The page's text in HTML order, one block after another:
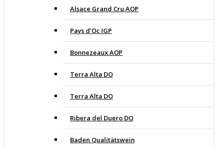
Alsace Grand Cru AOP
Pays d‘Oc IGP
Bonnezeaux AOP
Terra Alta DO
Terra Alta DO
Ribera del Duero DO
Baden Qualitätswein